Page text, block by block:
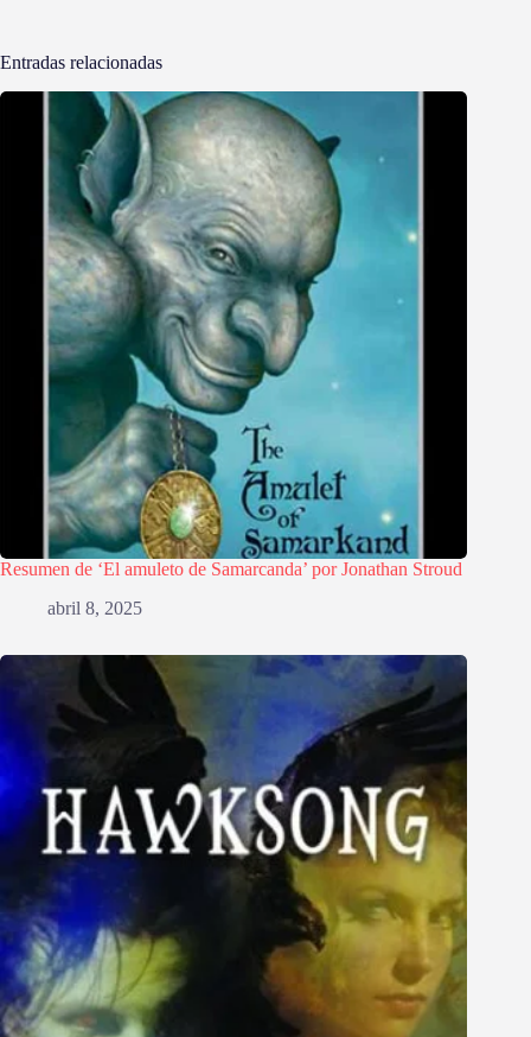
Entradas relacionadas
Resumen de ‘El amuleto de Samarcanda’ por Jonathan Stroud
abril 8, 2025